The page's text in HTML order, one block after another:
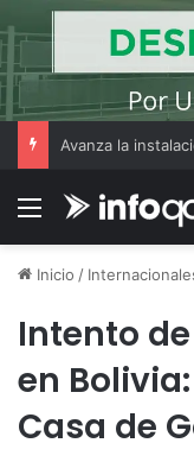
Menú
Inicio /
Intento
en
Casa de